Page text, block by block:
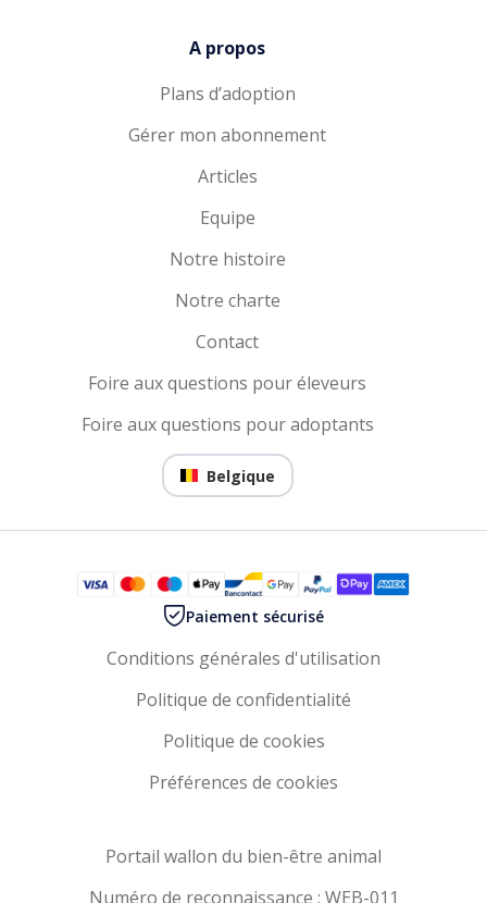
A propos
Plans d’adoption
Gérer mon abonnement
Articles
Equipe
Notre histoire
Notre charte
Contact
Foire aux questions pour éleveurs
Foire aux questions pour adoptants
Belgique
Paiement sécurisé
Conditions générales d'utilisation
Politique de confidentialité
Politique de cookies
Préférences de cookies
Portail wallon du bien-être animal
Numéro de reconnaissance : WEB-011